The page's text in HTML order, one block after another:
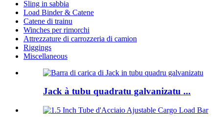
Sling in sabbia
Load Binder & Catene
Catene di trainu
Winches per rimorchi
Attrezzature di carrozzeria di camion
Riggings
Miscellaneous
Jack à tubu quadratu galvanizatu ...